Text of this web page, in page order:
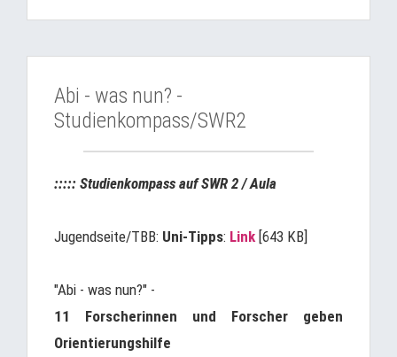
Abi - was nun? -
Studienkompass/SWR2
::::: Studienkompass auf SWR 2 / Aula
Jugendseite/TBB: Uni-Tipps: Link [643 KB]
"Abi - was nun?" -
11 Forscherinnen und Forscher geben
Orientierungshilfe